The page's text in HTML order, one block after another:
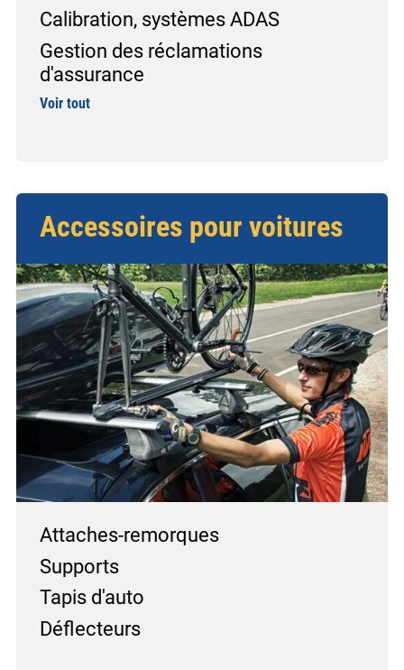
Calibration, systèmes ADAS
Gestion des réclamations
d'assurance
Voir tout
Accessoires pour voitures
Attaches-remorques
Supports
Tapis d'auto
Déflecteurs